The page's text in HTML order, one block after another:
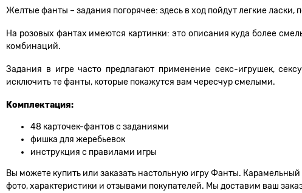
Желтые фанты – задания погорячее: здесь в ход пойдут легкие
На розовых фантах имеются картинки: это описания куда более
комбинаций.
Задания в игре часто предлагают применение секс-игрушек,
исключить те фанты, которые покажутся вам чересчур смелыми.
Комплектация:
48 карточек-фантов с заданиями
фишка для жеребьевок
инструкция с правилами игры
Вы можете купить или заказать настольную игру Фанты.
фото, характеристики и отзывами покупателей. Мы доставим ваш